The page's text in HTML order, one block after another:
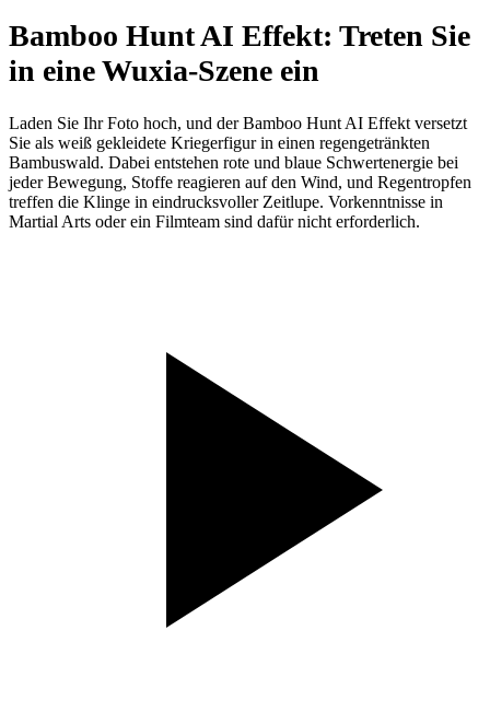
Bamboo Hunt AI Effekt: Treten Sie
in eine Wuxia-Szene ein
Laden Sie Ihr Foto hoch, und der Bamboo Hunt AI Effekt versetzt
Sie als weiß gekleidete Kriegerfigur in einen regengetränkten
Bambuswald. Dabei entstehen rote und blaue Schwertenergie bei
jeder Bewegung, Stoffe reagieren auf den Wind, und Regentropfen
treffen die Klinge in eindrucksvoller Zeitlupe. Vorkenntnisse in
Martial Arts oder ein Filmteam sind dafür nicht erforderlich.